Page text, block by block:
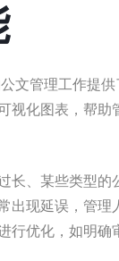
文管理工作提供
视化图表，帮助
长、某些类型的
出现延误，管理
行优化，如明确